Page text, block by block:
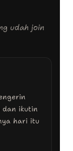
udah join
dan ikutin
hari itu